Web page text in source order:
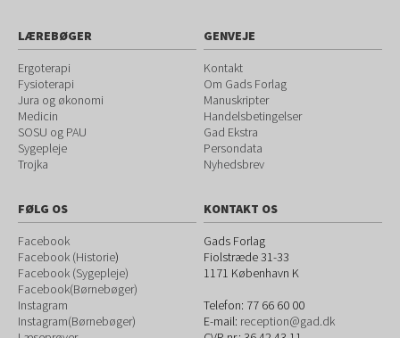
LÆREBØGER
Ergoterapi
Fysioterapi
Jura og økonomi
Medicin
SOSU og PAU
Sygepleje
Trojka
GENVEJE
Kontakt
Om Gads Forlag
Manuskripter
Handelsbetingelser
Gad Ekstra
Persondata
Nyhedsbrev
FØLG OS
Facebook
Facebook (Historie)
Facebook (Sygepleje)
Facebook(Børnebøger)
Instagram
Instagram(Børnebøger)
KONTAKT OS
Gads Forlag
Fiolstræde 31-33
1171 København K
Telefon: 77 66 60 00
E-mail: reception@gad.dk